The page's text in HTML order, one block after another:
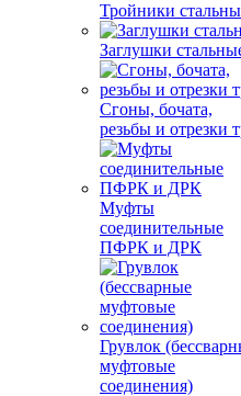
Тройники
Заглушки
Сгоны, бочата,
резьбы и отрезки
Муфты
соединительные
ПФРК и ДРК
Грувлок
муфтовые
соединения)